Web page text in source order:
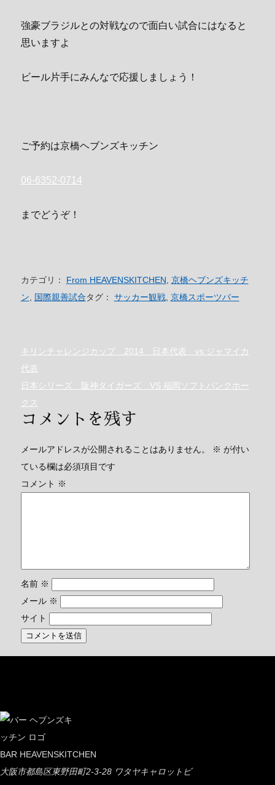
強豪ブラジルとの対戦なので面白い試合にはなると
思いますよ
ビール片手にみんなで応援しましょう！
ご予約は京橋ヘブンズキッチン
06-6352-0714
までどうぞ！
カテゴリ： From HEAVENSKITCHEN 京橋ヘブンズキッチ
ン
国際親善試合タグ： サッカー観戦, 京橋スポーツバー
キリンチャレンジカップ 2014 日本代表 vs ジャマイカ
代表
日本シリーズ 阪神タイガーズ VS 福岡ソフトバンクホー
クス
コメントを残す
メールアドレスが公開されることはありません。 ※ が付い
ている欄は必須項目です
コメント ※
名前 ※
メール ※
サイト
BAR HEAVENSKITCHEN
大阪市都島区東野田町2-3-28 ワタヤキャロットビ